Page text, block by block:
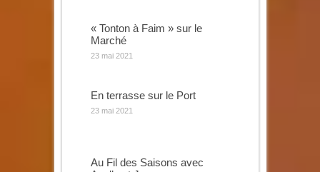
« Tonton à Faim » sur le
Marché
23 mai 2021
En terrasse sur le Port
23 mai 2021
Au Fil des Saisons avec